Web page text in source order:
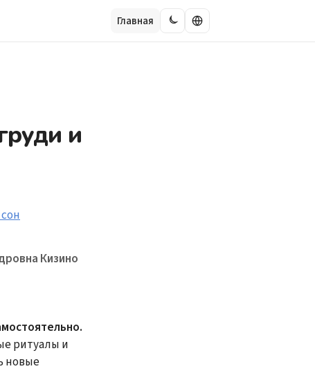
Главная
и
Кизино
ритуалы и
новые